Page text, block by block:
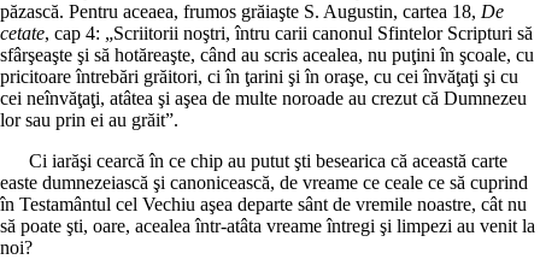
păzască. Pentru aceaea, frumos grăiaşte S. Augustin, cartea 18, De
cetate, cap 4: „Scriitorii noştri, întru carii canonul Sfintelor Scripturi să
sfârşeaşte şi să hotăreaşte, când au scris acealea, nu puţini în şcoale, cu
pricitoare întrebări grăitori, ci în ţarini şi în oraşe, cu cei învăţaţi şi cu
cei neînvăţaţi, atâtea şi aşea de multe noroade au crezut că Dumnezeu
lor sau prin ei au grăit”.
Ci iarăşi cearcă în ce chip au putut şti besearica că această carte
easte dumnezeiască şi canonicească, de vreame ce ceale ce să cuprind
în Testamântul cel Vechiu aşea departe sânt de vremile noastre, cât nu
să poate şti, oare, acealea într-atâta vreame întregi şi limpezi au venit la
noi?